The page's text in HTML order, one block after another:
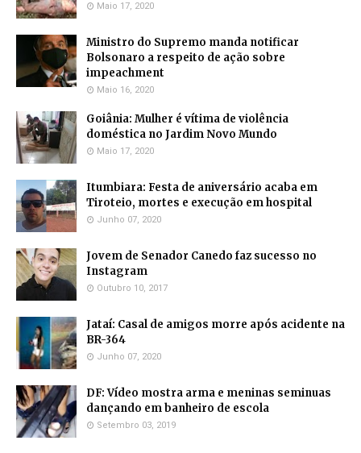
Maio 17, 2020
Ministro do Supremo manda notificar
Bolsonaro a respeito de ação sobre
impeachment
Maio 16, 2020
Goiânia: Mulher é vítima de violência
doméstica no Jardim Novo Mundo
Maio 17, 2020
Itumbiara: Festa de aniversário acaba em
Tiroteio, mortes e execução em hospital
Junho 07, 2020
Jovem de Senador Canedo faz sucesso no
Instagram
Outubro 10, 2017
Jataí: Casal de amigos morre após acidente na
BR-364
Junho 07, 2020
DF: Vídeo mostra arma e meninas seminuas
dançando em banheiro de escola
Setembro 03, 2019